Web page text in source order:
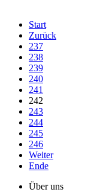
Start
Zurück
237
238
239
240
241
242
243
244
245
246
Weiter
Ende
Über uns